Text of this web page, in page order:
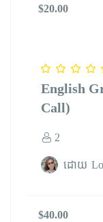
$20.00
English
Call)
2
ដោយ
$40.00